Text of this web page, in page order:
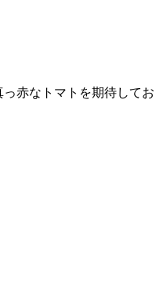
赤なトマトを期待して